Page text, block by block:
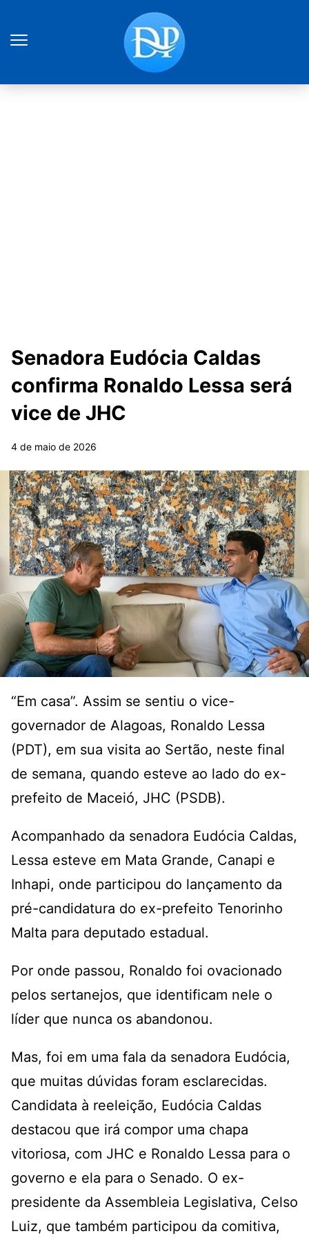
Senadora Eudócia Caldas
confirma Ronaldo Lessa será
vice de JHC
4 de maio de 2026
“Em casa”. Assim se sentiu o vice-
governador de Alagoas, Ronaldo Lessa
(PDT), em sua visita ao Sertão, neste final
de semana, quando esteve ao lado do ex-
prefeito de Maceió, JHC (PSDB).
Acompanhado da senadora Eudócia Caldas,
Lessa esteve em Mata Grande, Canapi e
Inhapi, onde participou do lançamento da
pré-candidatura do ex-prefeito Tenorinho
Malta para deputado estadual.
Por onde passou, Ronaldo foi ovacionado
pelos sertanejos, que identificam nele o
líder que nunca os abandonou.
Mas, foi em uma fala da senadora Eudócia,
que muitas dúvidas foram esclarecidas.
Candidata à reeleição, Eudócia Caldas
destacou que irá compor uma chapa
vitoriosa, com JHC e Ronaldo Lessa para o
governo e ela para o Senado. O ex-
presidente da Assembleia Legislativa, Celso
Luiz, que também participou da comitiva,